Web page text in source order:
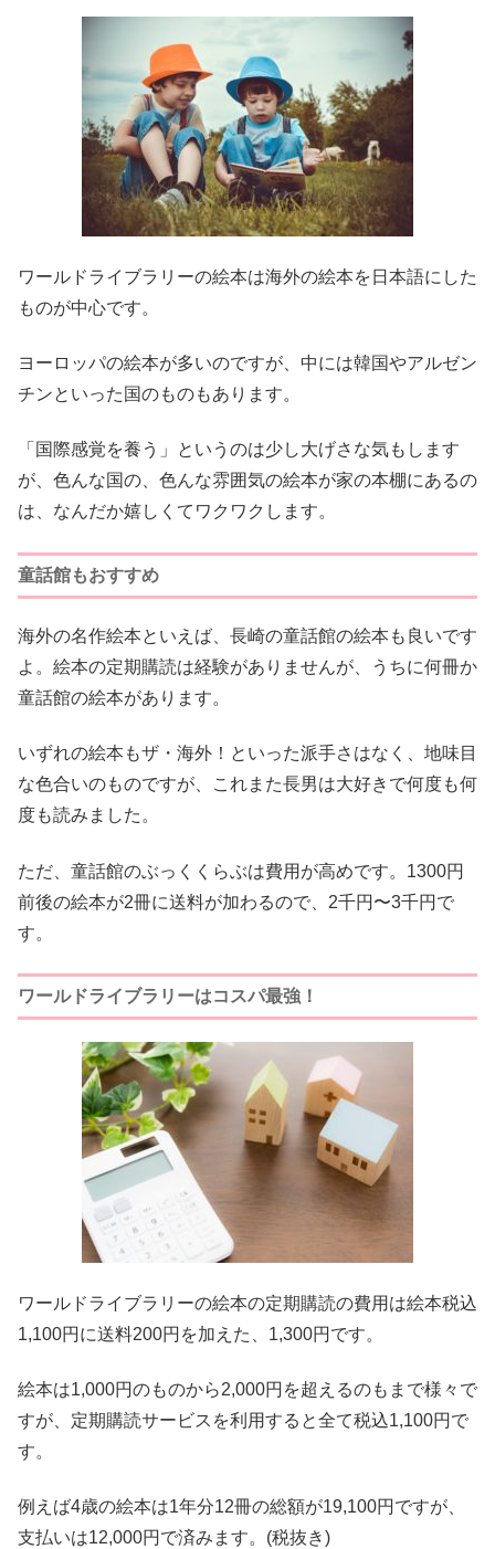
ワールドライブラリーの絵本は海外の絵本を日本語にした
ものが中心です。
ヨーロッパの絵本が多いのですが、中には韓国やアルゼン
チンといった国のものもあります。
「国際感覚を養う」というのは少し大げさな気もします
が、色んな国の、色んな雰囲気の絵本が家の本棚にあるの
は、なんだか嬉しくてワクワクします。
童話館もおすすめ
海外の名作絵本といえば、長崎の童話館の絵本も良いです
よ。絵本の定期購読は経験がありませんが、うちに何冊か
童話館の絵本があります。
いずれの絵本もザ・海外！といった派手さはなく、地味目
な色合いのものですが、これまた長男は大好きで何度も何
度も読みました。
ただ、童話館のぶっくくらぶは費用が高めです。1300円
前後の絵本が2冊に送料が加わるので、2千円〜3千円で
す。
ワールドライブラリーはコスパ最強！
ワールドライブラリーの絵本の定期購読の費用は絵本税込
1,100円に送料200円を加えた、1,300円です。
絵本は1,000円のものから2,000円を超えるのもまで様々で
すが、定期購読サービスを利用すると全て税込1,100円で
す。
例えば4歳の絵本は1年分12冊の総額が19,100円ですが、
支払いは12,000円で済みます。(税抜き)